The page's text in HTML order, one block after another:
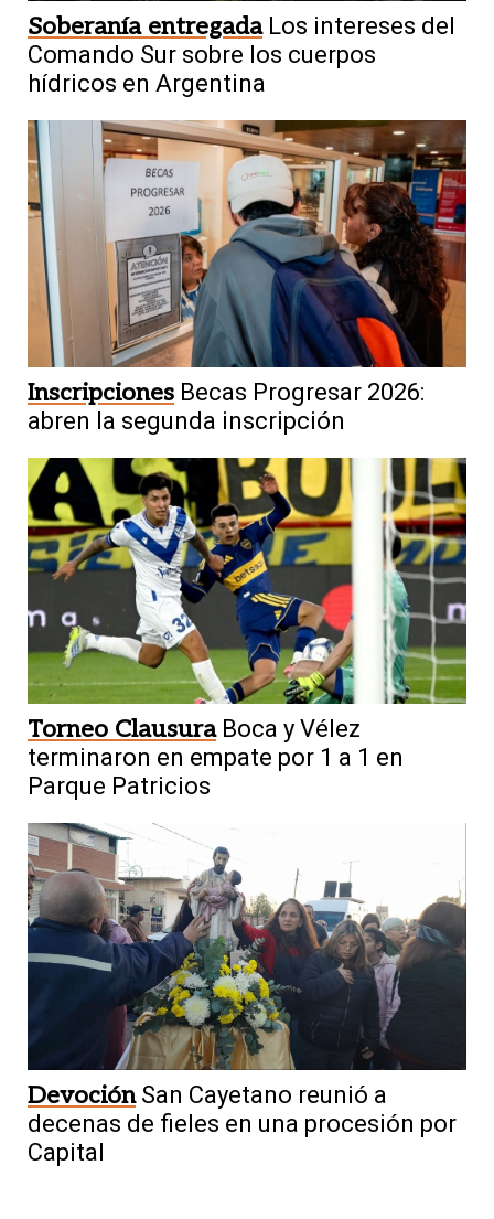
Soberanía entregada Los intereses del
Comando Sur sobre los cuerpos
hídricos en Argentina
Inscripciones Becas Progresar 2026:
abren la segunda inscripción
Torneo Clausura Boca y Vélez
terminaron en empate por 1 a 1 en
Parque Patricios
Devoción San Cayetano reunió a
decenas de fieles en una procesión por
Capital